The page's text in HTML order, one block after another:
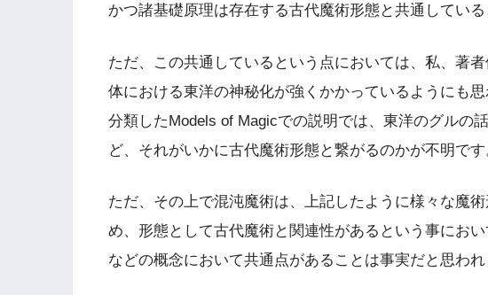
かつ諸基礎原理は存在する古代魔術形態と共通している
ただ、この共通しているという点においては、私、著
体における東洋の神秘化が強くかかっているようにも
分類したModels of Magicでの説明では、東洋のグルの
ど、それがいかに古代魔術形態と繋がるのかが不明です
ただ、その上で混沌魔術は、上記したように様々な魔
め、形態として古代魔術と関連性があるという事にお
などの概念において共通点があることは事実だと思われ